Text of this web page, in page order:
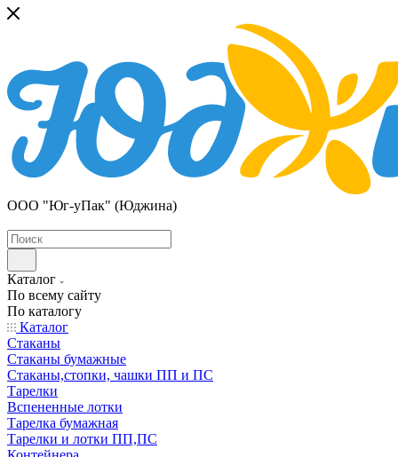
ООО "Юг-уПак" (Юджина)
Каталог
По всему сайту
По каталогу
Каталог
Стаканы
Стаканы бумажные
Стаканы,стопки, чашки ПП и ПС
Тарелки
Вспененные лотки
Тарелка бумажная
Тарелки и лотки ПП,ПС